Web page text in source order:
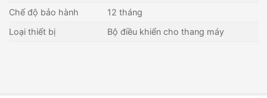
Chế độ bảo hành
12 tháng
Loại thiết bị
Bộ điều khiển cho thang máy